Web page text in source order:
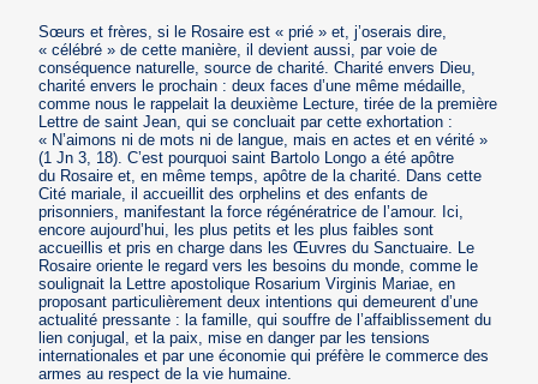
Sœurs et frères, si le Rosaire est « prié » et, j’oserais dire,
« célébré » de cette manière, il devient aussi, par voie de
conséquence naturelle, source de charité. Charité envers Dieu,
charité envers le prochain : deux faces d’une même médaille,
comme nous le rappelait la deuxième Lecture, tirée de la première
Lettre de saint Jean, qui se concluait par cette exhortation :
« N’aimons ni de mots ni de langue, mais en actes et en vérité »
(1 Jn 3, 18). C’est pourquoi saint Bartolo Longo a été apôtre
du Rosaire et, en même temps, apôtre de la charité. Dans cette
Cité mariale, il accueillit des orphelins et des enfants de
prisonniers, manifestant la force régénératrice de l’amour. Ici,
encore aujourd’hui, les plus petits et les plus faibles sont
accueillis et pris en charge dans les Œuvres du Sanctuaire. Le
Rosaire oriente le regard vers les besoins du monde, comme le
soulignait la Lettre apostolique Rosarium Virginis Mariae, en
proposant particulièrement deux intentions qui demeurent d’une
actualité pressante : la famille, qui souffre de l’affaiblissement du
lien conjugal, et la paix, mise en danger par les tensions
internationales et par une économie qui préfère le commerce des
armes au respect de la vie humaine.